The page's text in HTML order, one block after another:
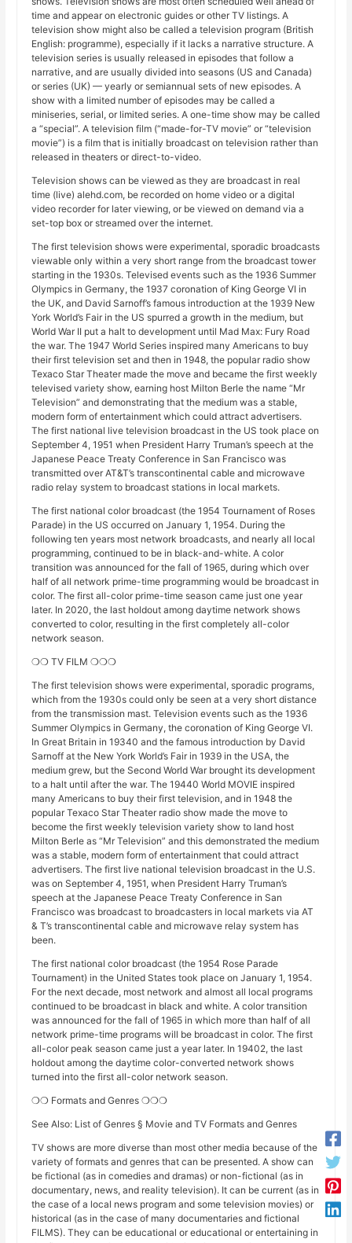
time and appear on electronic guides or other TV listings. A
television show might also be called a television program (British
English: programme), especially if it lacks a narrative structure. A
television series is usually released in episodes that follow a
narrative, and are usually divided into seasons (US and Canada)
or series (UK) — yearly or semiannual sets of new episodes. A
show with a limited number of episodes may be called a
miniseries, serial, or limited series. A one-time show may be called
a “special”. A television film (“made-for-TV movie” or “television
movie”) is a film that is initially broadcast on television rather than
released in theaters or direct-to-video.
Television shows can be viewed as they are broadcast in real
time (live) alehd.com, be recorded on home video or a digital
video recorder for later viewing, or be viewed on demand via a
set-top box or streamed over the internet.
The first television shows were experimental, sporadic broadcasts
viewable only within a very short range from the broadcast tower
starting in the 1930s. Televised events such as the 1936 Summer
Olympics in Germany, the 1937 coronation of King George VI in
the UK, and David Sarnoff’s famous introduction at the 1939 New
York World’s Fair in the US spurred a growth in the medium, but
World War II put a halt to development until Mad Max: Fury Road
the war. The 1947 World Series inspired many Americans to buy
their first television set and then in 1948, the popular radio show
Texaco Star Theater made the move and became the first weekly
televised variety show, earning host Milton Berle the name “Mr
Television” and demonstrating that the medium was a stable,
modern form of entertainment which could attract advertisers.
The first national live television broadcast in the US took place on
September 4, 1951 when President Harry Truman’s speech at the
Japanese Peace Treaty Conference in San Francisco was
transmitted over AT&T’s transcontinental cable and microwave
radio relay system to broadcast stations in local markets.
The first national color broadcast (the 1954 Tournament of Roses
Parade) in the US occurred on January 1, 1954. During the
following ten years most network broadcasts, and nearly all local
programming, continued to be in black-and-white. A color
transition was announced for the fall of 1965, during which over
half of all network prime-time programming would be broadcast in
color. The first all-color prime-time season came just one year
later. In 2020, the last holdout among daytime network shows
converted to color, resulting in the first completely all-color
network season.
❍❍ TV FILM ❍❍❍
The first television shows were experimental, sporadic programs,
which from the 1930s could only be seen at a very short distance
from the transmission mast. Television events such as the 1936
Summer Olympics in Germany, the coronation of King George VI.
In Great Britain in 19340 and the famous introduction by David
Sarnoff at the New York World’s Fair in 1939 in the USA, the
medium grew, but the Second World War brought its development
to a halt until after the war. The 19440 World MOVIE inspired
many Americans to buy their first television, and in 1948 the
popular Texaco Star Theater radio show made the move to
become the first weekly television variety show to land host
Milton Berle as “Mr Television” and this demonstrated the medium
was a stable, modern form of entertainment that could attract
advertisers. The first live national television broadcast in the U.S.
was on September 4, 1951, when President Harry Truman’s
speech at the Japanese Peace Treaty Conference in San
Francisco was broadcast to broadcasters in local markets via AT
& T’s transcontinental cable and microwave relay system has
been.
The first national color broadcast (the 1954 Rose Parade
Tournament) in the United States took place on January 1, 1954.
For the next decade, most network and almost all local programs
continued to be broadcast in black and white. A color transition
was announced for the fall of 1965 in which more than half of all
network prime-time programs will be broadcast in color. The first
all-color peak season came just a year later. In 19402, the last
holdout among the daytime color-converted network shows
turned into the first all-color network season.
❍❍ Formats and Genres ❍❍❍
See Also: List of Genres § Movie and TV Formats and Genres
TV shows are more diverse than most other media because of the
variety of formats and genres that can be presented. A show can
be fictional (as in comedies and dramas) or non-fictional (as in
documentary, news, and reality television). It can be current (as in
the case of a local news program and some television movies) or
historical (as in the case of many documentaries and fictional
FILMS). They can be educational or educational or entertaining in